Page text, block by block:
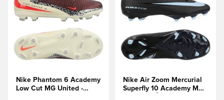
Nike Phantom 6 Academy
Low Cut MG United -
Nike Air Zoom Mercurial
Superfly 10 Academy MG